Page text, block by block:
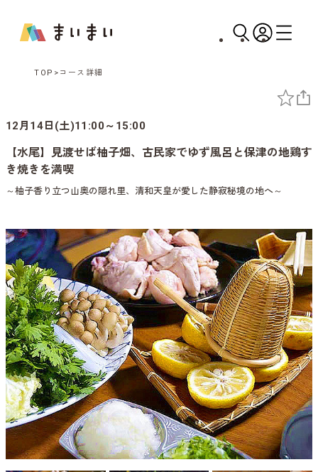
TOP コース詳細
12月14日(土)11:00～15:00
【水尾】見渡せば柚子畑、古民家でゆず風呂と保津の地鶏す
き焼きを満喫
～柚子香り立つ山奥の隠れ里、清和天皇が愛した静寂秘境の地へ～